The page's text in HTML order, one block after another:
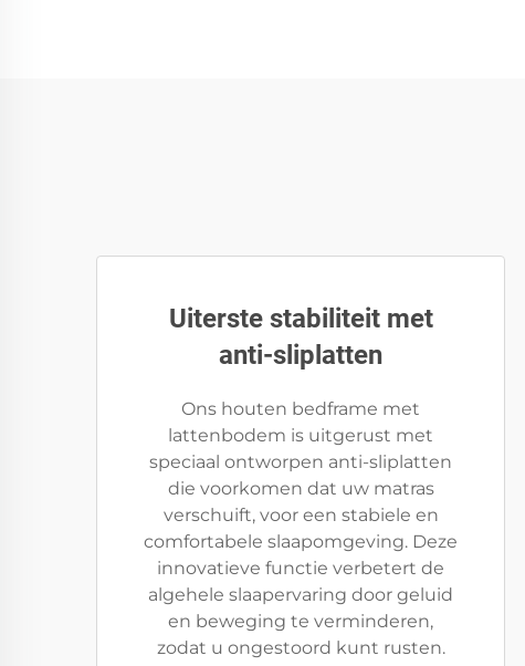
Uiterste stabiliteit met
anti-sliplatten
Ons houten bedframe met
lattenbodem is uitgerust met
speciaal ontworpen anti-sliplatten
die voorkomen dat uw matras
verschuift, voor een stabiele en
comfortabele slaapomgeving. Deze
innovatieve functie verbetert de
algehele slaapervaring door geluid
en beweging te verminderen,
zodat u ongestoord kunt rusten.